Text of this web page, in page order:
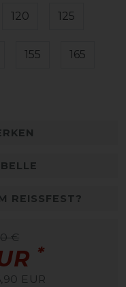
120 125
155 165
REISSFEST?
€
*
EUR